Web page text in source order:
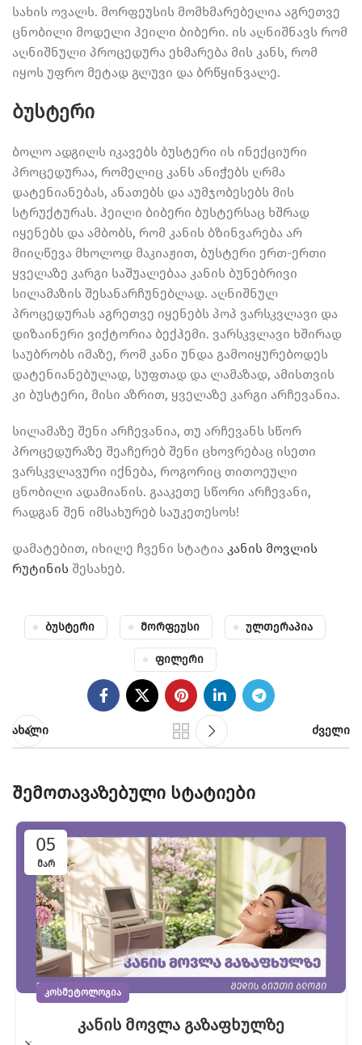
სახის ოვალს. მორფეუსის მომხმარებელია აგრეთვე
ცნობილი მოდელი ჰეილი ბიბერი. ის აღნიშნავს რომ
აღნიშნული პროცედურა ეხმარება მის კანს, რომ
იყოს უფრო მეტად გლუვი და ბრწყინვალე.
ბუსტერი
ბოლო ადგილს იკავებს ბუსტერი ის ინექციური
პროცედურაა, რომელიც კანს ანიჭებს ღრმა
დატენიანებას, ანათებს და აუმჯობესებს მის
სტრუქტურას. ჰეილი ბიბერი ბუსტერსაც ხშრად
იყენებს და ამბობს, რომ კანის ბზინვარება არ
მიიღწევა მხოლოდ მაკიაჟით, ბუსტერი ერთ-ერთი
ყველაზე კარგი საშუალებაა კანის ბუნებრივი
სილამაზის შესანარჩუნებლად. აღნიშნულ
პროცედურას აგრეთვე იყენებს პოპ ვარსკვლავი და
დიზაინერი ვიქტორია ბექჰემი. ვარსკვლავი ხშირად
საუბრობს იმაზე, რომ კანი უნდა გამოიყურებოდეს
დატენიანებულად, სუფთად და ლამაზად, ამისთვის
კი ბუსტერი, მისი აზრით, ყველაზე კარგი არჩევანია.
სილამაზე შენი არჩევანია, თუ არჩევანს სწორ
პროცედურაზე შეაჩერებ შენი ცხოვრებაც ისეთი
ვარსკვლავური იქნება, როგორიც თითოეული
ცნობილი ადამიანის. გააკეთე სწორი არჩევანი,
რადგან შენ იმსახურებ საუკეთესოს!
დამატებით, იხილე ჩვენი სტატია კანის მოვლის
რუტინის შესახებ.
Ბუსტერი Მორფეუსი Ულთერაპია
Ფილერი
ახალი ძველი
შემოთავაზებული სტატიები
05
ᲛᲐᲠ
ᲙᲝᲡᲛᲔᲢᲝᲚᲝᲒᲘᲐ
კანის მოვლა გაზაფხულზე